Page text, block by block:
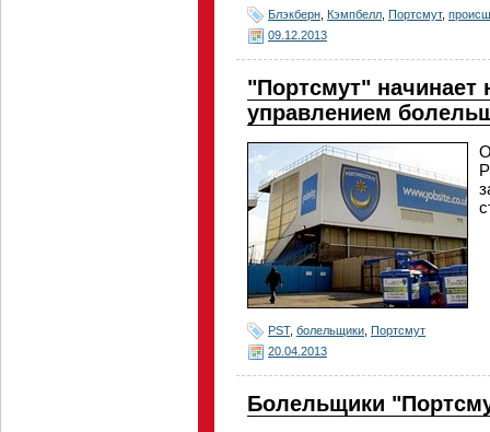
Блэкберн Кэмпбелл Портсмут,
09.12.2013
"Портсмут"
управлением
PST, болельщики Портсмут
20.04.2013
Болельщики